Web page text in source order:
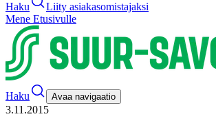
Haku
Liity asiakasomistajaksi
Mene Etusivulle
Haku Avaa navigaatio
3.11.2015